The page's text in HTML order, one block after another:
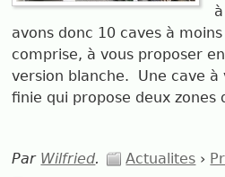
avons donc 10 caves à
comprise, à vous proposer
version blanche. Une cave à
finie qui propose deux
Par Wilfried. Actualites ›